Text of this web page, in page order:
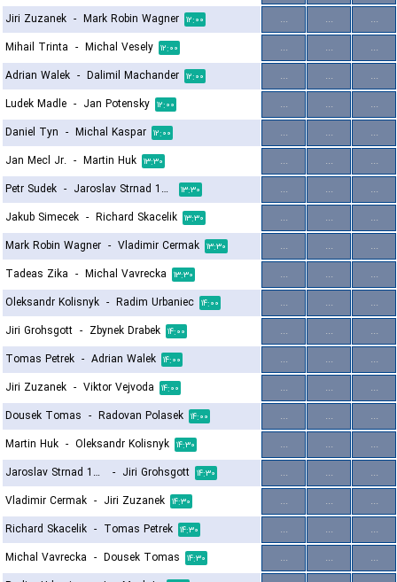
Jiri Zuzanek - Mark Robin Wagner ۱۲:۰۰ ... ...
...
Mihail Trinta - Michal Vesely ۱۲:۰۰ ... ...
...
Adrian Walek - Dalimil Machander ۱۲:۰۰ ... ...
...
Ludek Madle - Jan Potensky ۱۲:۰۰ ... ...
...
Daniel Tyn - Michal Kaspar ۱۲:۰۰ ... ...
...
Jan Mecl Jr. - Martin Huk ۱۳:۳۰ ... ...
...
Petr Sudek - Jaroslav Strnad 1964 ۱۳:۳۰ ... ...
...
Jakub Simecek - Richard Skacelik ۱۳:۳۰ ... ...
...
Mark Robin Wagner - Vladimir Cermak ۱۳:۳۰ ... ...
...
Tadeas Zika - Michal Vavrecka ۱۳:۳۰ ... ...
...
Oleksandr Kolisnyk - Radim Urbaniec ۱۴:۰۰ ... ...
...
Jiri Grohsgott - Zbynek Drabek ۱۴:۰۰ ... ...
...
Tomas Petrek - Adrian Walek ۱۴:۰۰ ... ...
...
Jiri Zuzanek - Viktor Vejvoda ۱۴:۰۰ ... ...
...
Dousek Tomas - Radovan Polasek ۱۴:۰۰ ... ...
...
Martin Huk - Oleksandr Kolisnyk ۱۴:۳۰ ... ...
...
Jaroslav Strnad 1964
- Jiri Grohsgott ۱۴:۳۰ ... ...
...
Vladimir Cermak - Jiri Zuzanek ۱۴:۳۰ ... ...
...
Richard Skacelik - Tomas Petrek ۱۴:۳۰ ... ...
...
Michal Vavrecka - Dousek Tomas ۱۴:۳۰ ... ...
...